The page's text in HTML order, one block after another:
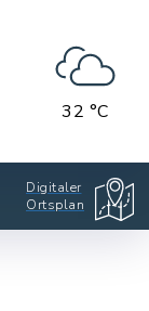
32 °C
Digitaler
Ortsplan